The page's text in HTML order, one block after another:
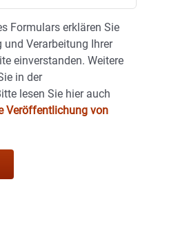
Formulars erklären Sie
Verarbeitung Ihrer
einverstanden. Weitere
in der
lesen Sie hier auch
Veröffentlichung von